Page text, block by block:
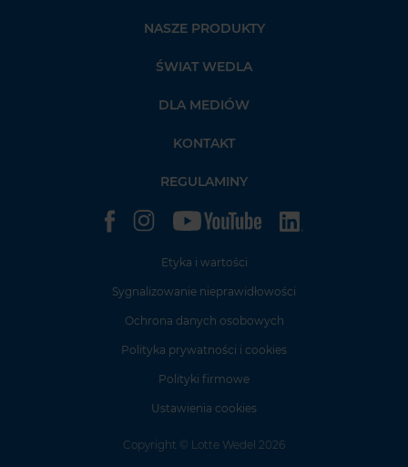
NASZE PRODUKTY
ŚWIAT WEDLA
DLA MEDIÓW
KONTAKT
REGULAMINY
Etyka i wartości
Sygnalizowanie nieprawidłowości
Ochrona danych osobowych
Polityka prywatności i cookies
Polityki firmowe
Ustawienia cookies
Copyright © Lotte Wedel 2026